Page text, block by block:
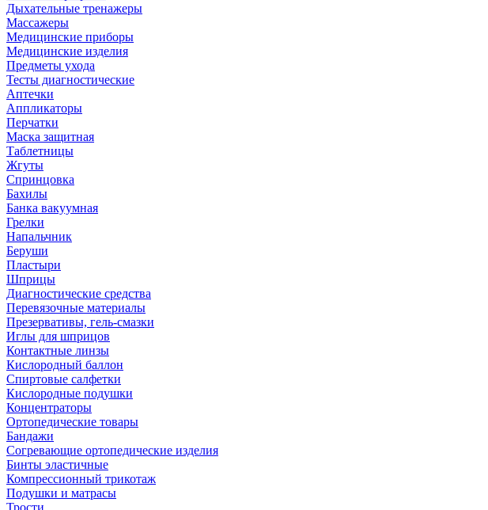
Дыхательные тренажеры
Массажеры
Медицинские приборы
Медицинские изделия
Предметы ухода
Тесты диагностические
Аптечки
Аппликаторы
Перчатки
Маска защитная
Таблетницы
Жгуты
Спринцовка
Бахилы
Банка вакуумная
Грелки
Напальчник
Беруши
Пластыри
Шприцы
Диагностические средства
Перевязочные материалы
Презервативы, гель-смазки
Иглы для шприцов
Контактные линзы
Кислородный баллон
Спиртовые салфетки
Кислородные подушки
Концентраторы
Ортопедические товары
Бандажи
Согревающие ортопедические изделия
Бинты эластичные
Компрессионный трикотаж
Подушки и матрасы
Трости